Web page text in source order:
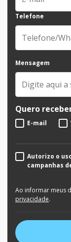
Telefone
Mensagem
Quero
E-mail
Autorizo o
campanhas
Ao informar meus
privacidade.